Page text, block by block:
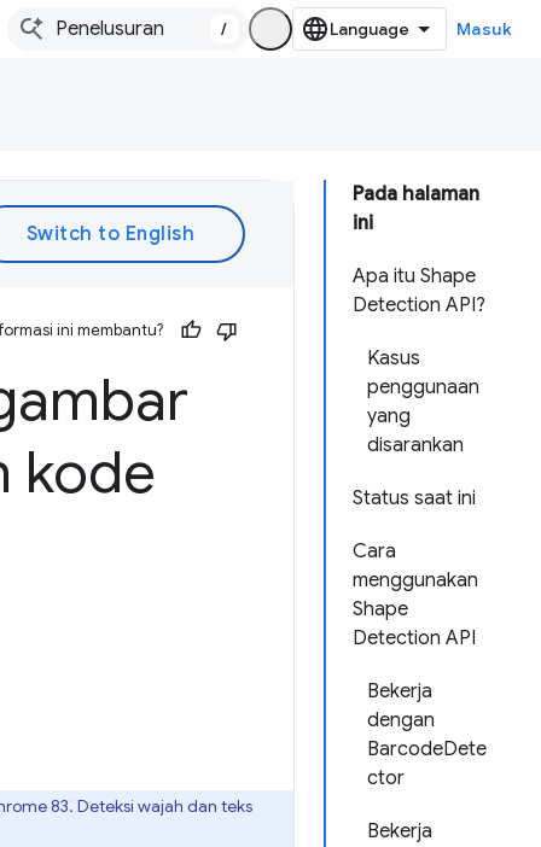
/ Masuk
Pada halaman
ini
Apa itu Shape
Detection API?
Kasus
penggunaan
yang
disarankan
Status saat ini
Cara
menggunakan
Shape
Detection API
Bekerja
dengan
BarcodeDete
ctor
Bekerja
ini membantu?
kode
83. Deteksi wajah dan teks